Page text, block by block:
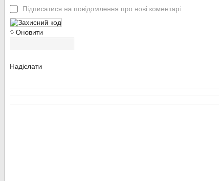
Підписатися на повідомлення про нові коментарі
Оновити
Надіслати